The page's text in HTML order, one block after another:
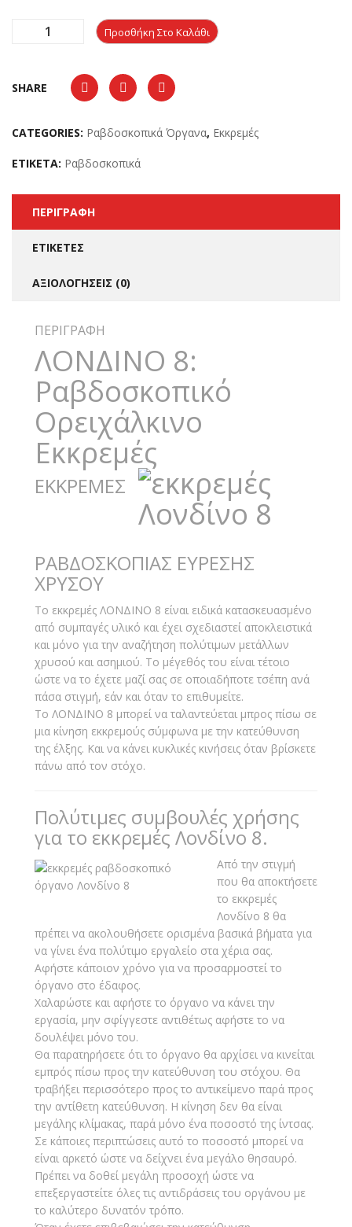
Προσθήκη Στο Καλάθι
SHARE
CATEGORIES: Ραβδοσκοπικά Όργανα, Εκκρεμές
ΕΤΙΚΈΤΑ: Ραβδοσκοπικά
ΠΕΡΙΓΡΑΦΉ
ΕΤΙΚΈΤΕΣ
ΑΞΙΟΛΟΓΉΣΕΙΣ (0)
ΠΕΡΙΓΡΑΦΉ
ΛΟΝΔΙΝΟ 8:
Ραβδοσκοπικό
Ορειχάλκινο
Εκκρεμές
ΕΚΚΡΕΜΕΣ
ΡΑΒΔΟΣΚΟΠΙΑΣ ΕΥΡΕΣΗΣ
ΧΡΥΣΟΥ
Το εκκρεμές ΛΟΝΔΙΝΟ 8 είναι ειδικά κατασκευασμένο
από συμπαγές υλικό και έχει σχεδιαστεί αποκλειστικά
και μόνο για την αναζήτηση πολύτιμων μετάλλων
χρυσού και ασημιού. Το μέγεθός του είναι τέτοιο
ώστε να το έχετε μαζί σας σε οποιαδήποτε τσέπη ανά
πάσα στιγμή, εάν και όταν το επιθυμείτε.
Το ΛΟΝΔΙΝΟ 8 μπορεί να ταλαντεύεται μπρος πίσω σε
μια κίνηση εκκρεμούς σύμφωνα με την κατεύθυνση
της έλξης. Και να κάνει κυκλικές κινήσεις όταν βρίσκετε
πάνω από τον στόχο.
Πολύτιμες συμβουλές χρήσης
για το εκκρεμές Λονδίνο 8.
Από την στιγμή
που θα αποκτήσετε
το εκκρεμές
Λονδίνο 8 θα
πρέπει να ακολουθήσετε ορισμένα βασικά βήματα για
να γίνει ένα πολύτιμο εργαλείο στα χέρια σας.
Αφήστε κάποιον χρόνο για να προσαρμοστεί το
όργανο στο έδαφος.
Χαλαρώστε και αφήστε το όργανο να κάνει την
εργασία, μην σφίγγεστε αντιθέτως αφήστε το να
δουλέψει μόνο του.
Θα παρατηρήσετε ότι το όργανο θα αρχίσει να κινείται
εμπρός πίσω προς την κατεύθυνση του στόχου. Θα
τραβήξει περισσότερο προς το αντικείμενο παρά προς
την αντίθετη κατεύθυνση. Η κίνηση δεν θα είναι
μεγάλης κλίμακας, παρά μόνο ένα ποσοστό της ίντσας.
Σε κάποιες περιπτώσεις αυτό το ποσοστό μπορεί να
είναι αρκετό ώστε να δείχνει ένα μεγάλο θησαυρό.
Πρέπει να δοθεί μεγάλη προσοχή ώστε να
επεξεργαστείτε όλες τις αντιδράσεις του οργάνου με
το καλύτερο δυνατόν τρόπο.